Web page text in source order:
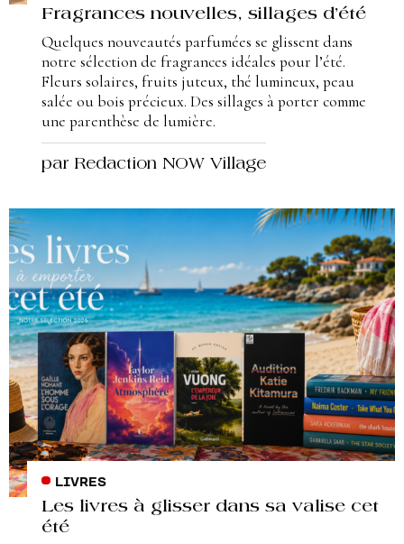
Fragrances nouvelles, sillages d’été
Quelques nouveautés parfumées se glissent dans
notre sélection de fragrances idéales pour l’été.
Fleurs solaires, fruits juteux, thé lumineux, peau
salée ou bois précieux. Des sillages à porter comme
une parenthèse de lumière.
par Redaction NOW Village
LIVRES
Les livres à glisser dans sa valise cet
été